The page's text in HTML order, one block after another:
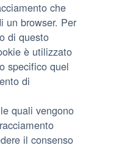
che
un browser. Per
di questo
è utilizzato
specifico quel
di
quali vengono
il consenso